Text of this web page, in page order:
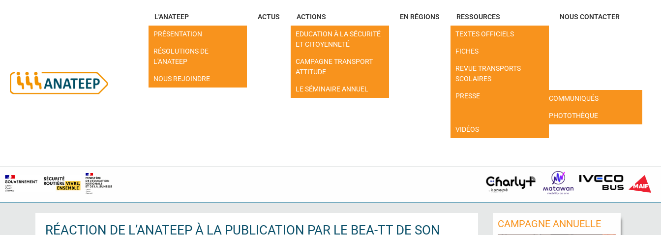
L'ANATEEP
PRÉSENTATION
RÉSOLUTIONS DE
L'ANATEEP
NOUS REJOINDRE
ACTUS ACTIONS
EDUCATION À LA SÉCURITÉ
ET CITOYENNETÉ
CAMPAGNE TRANSPORT
ATTITUDE
LE SÉMINAIRE ANNUEL
EN RÉGIONS RESSOURCES
TEXTES OFFICIELS
FICHES
REVUE TRANSPORTS
SCOLAIRES
PRESSE COMMUNIQUÉS
PHOTOTHÈQUE
VIDÉOS
NOUS CONTACTER
RÉACTION DE L’ANATEEP À LA PUBLICATION PAR LE BEA-TT DE SON
CAMPAGNE ANNUELLE